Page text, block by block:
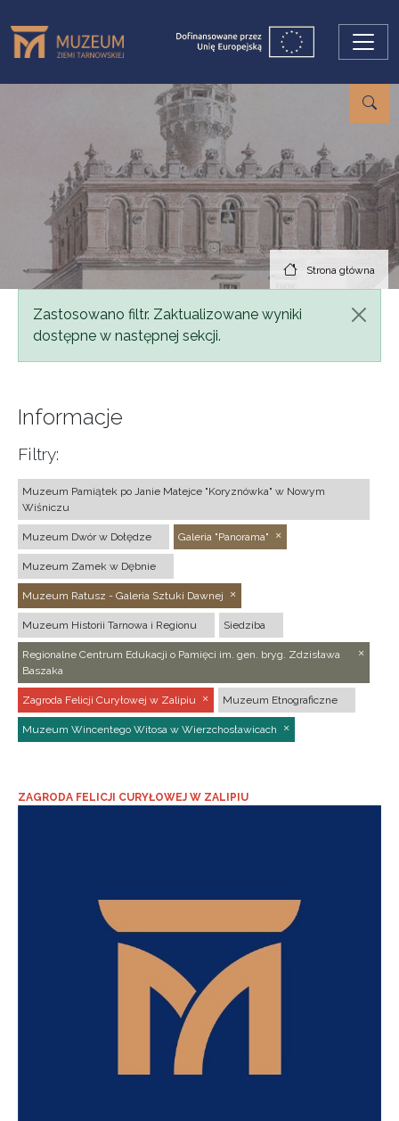
Strona główna
Komunikat
Zastosowano filtr. Zaktualizowane wyniki
dostępne w następnej sekcji.
Informacje
Filtry:
Muzeum Pamiątek po Janie Matejce "Koryznówka" w Nowym
Wiśniczu
Muzeum Dwór w Dołędze Galeria "Panorama"
Muzeum Zamek w Dębnie
Muzeum Ratusz - Galeria Sztuki Dawnej
Muzeum Historii Tarnowa i Regionu Siedziba
Regionalne Centrum Edukacji o Pamięci im. gen. bryg. Zdzisława
Baszaka
Zagroda Felicji Curyłowej w Zalipiu Muzeum Etnograficzne
Muzeum Wincentego Witosa w Wierzchosławicach
ZAGRODA FELICJI CURYŁOWEJ W ZALIPIU